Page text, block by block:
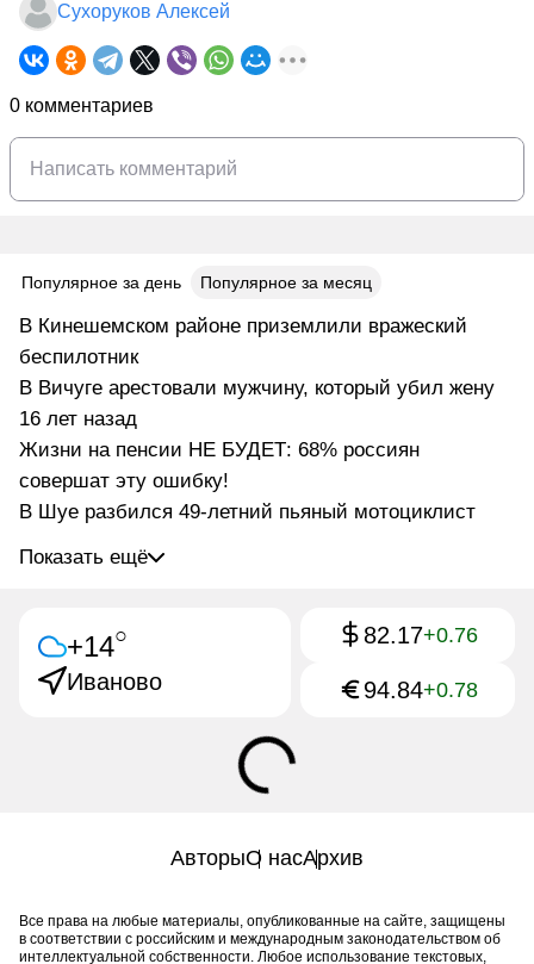
Сухоруков Алексей
0 комментариев
Популярное за день Популярное за месяц
В Кинешемском районе приземлили вражеский
беспилотник
В Вичуге арестовали мужчину, который убил жену
16 лет назад
Жизни на пенсии НЕ БУДЕТ: 68% россиян
совершат эту ошибку!
В Шуе разбился 49-летний пьяный мотоциклист
Показать ещё
+14○
Иваново
82.17+0.76
94.84+0.78
АвторыО насАрхив
Все права на любые материалы, опубликованные на сайте, защищены
в соответствии с российским и международным законодательством об
интеллектуальной собственности. Любое использование текстовых,